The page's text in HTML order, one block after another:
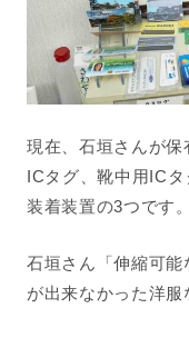
現在、石垣さんが
ICタグ、靴中用IC
装着装置の3つです。
石垣さん「伸縮可能
が出来なかった洋服